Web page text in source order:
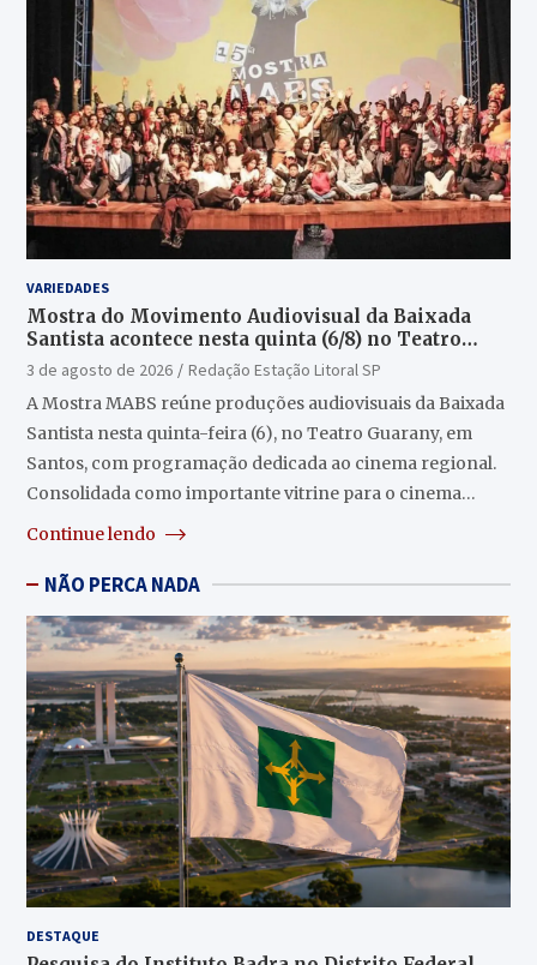
VARIEDADES
Mostra do Movimento Audiovisual da Baixada
Santista acontece nesta quinta (6/8) no Teatro
Guarany
3 de agosto de 2026
Redação Estação Litoral SP
A Mostra MABS reúne produções audiovisuais da Baixada
Santista nesta quinta-feira (6), no Teatro Guarany, em
Santos, com programação dedicada ao cinema regional.
Consolidada como importante vitrine para o cinema…
Continue lendo
NÃO PERCA NADA
DESTAQUE